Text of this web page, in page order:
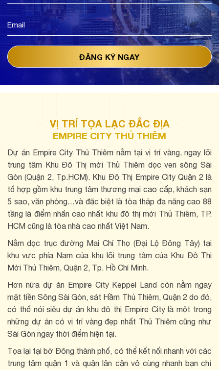
VỊ TRÍ TỌA LẠC ĐẮC ĐỊA
EMPIRE CITY THỦ THIÊM
Dự án Empire City Thủ Thiêm nằm tại vị trí vàng, ngay lõi
trung tâm Khu Đô Thị mới Thủ Thiêm dọc ven sông Sài
Gòn (Quận 2, Tp.HCM). Khu Đô Thị Empire City Quận 2 là
tổ hợp gồm khu trung tâm thương mại cao cấp, khách sạn
5 sao, văn phòng…và đặc biệt là tòa tháp đa năng cao 88
tầng là điểm nhấn cao nhất khu đô thị mới Thủ Thiêm, TP.
HCM cũng là tòa nhà cao nhất Việt Nam.
Nằm dọc trục đường Mai Chí Thọ (Đại Lộ Đông Tây) tại
khu vực phía Nam của khu lõi trung tâm của Khu Đô Thị
Mới Thủ Thiêm, Quận 2, Tp. Hồ Chí Minh.
Hơn nữa dự án Empire City Keppel Land còn nằm ngay
mặt tiền Sông Sài Gòn, sát Hầm Thủ Thiêm, Quận 2 do đó,
có thể nói siêu dự án khu đô thị Empire City là một trong
những dự án có vị trí vàng đẹp nhất Thủ Thiêm cũng như
Sài Gòn ngay thời điểm hiện tại.
Tọa lại tại bờ Đông thành phố, có thể kết nối nhanh với các
trung tâm quận 1 và quận lân cận vô cùng nhanh bạn chỉ